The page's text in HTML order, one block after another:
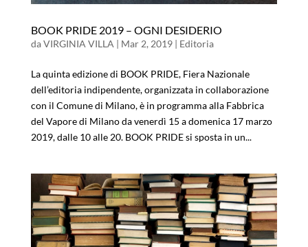
BOOK PRIDE 2019 – OGNI DESIDERIO
daVIRGINIA VILLA | Mar 2, 2019| Editoria
La quinta edizione di BOOK PRIDE, Fiera Nazionale
dell’editoria indipendente, organizzata in collaborazione
con il Comune di Milano, è in programma alla Fabbrica
del Vapore di Milano da venerdì 15 a domenica 17 marzo
2019, dalle 10 alle 20. BOOK PRIDE si sposta in un...